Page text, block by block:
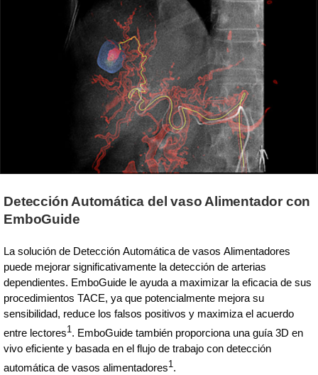
Detección Automática del vaso Alimentador con
EmboGuide
La solución de Detección Automática de vasos Alimentadores
puede mejorar significativamente la detección de arterias
dependientes. EmboGuide le ayuda a maximizar la eficacia de sus
procedimientos TACE, ya que potencialmente mejora su
sensibilidad, reduce los falsos positivos y maximiza el acuerdo
entre lectores1. EmboGuide también proporciona una guía 3D en
vivo eficiente y basada en el flujo de trabajo con detección
automática de vasos alimentadores1.